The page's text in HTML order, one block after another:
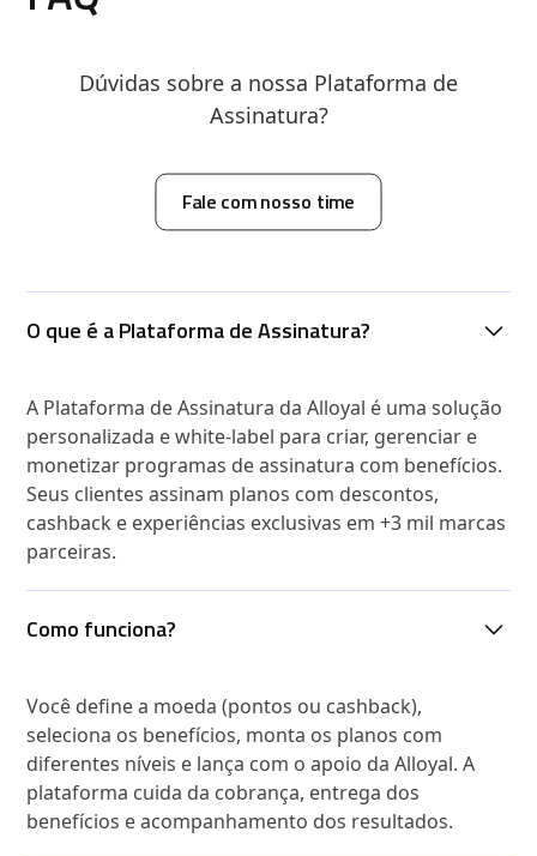
Dúvidas sobre a nossa Plataforma de
Assinatura?
Fale com nosso time
O que é a Plataforma de Assinatura?
A Plataforma de Assinatura da Alloyal é uma solução
personalizada e white-label para criar, gerenciar e
monetizar programas de assinatura com benefícios.
Seus clientes assinam planos com descontos,
cashback e experiências exclusivas em +3 mil marcas
parceiras.
Como funciona?
Você define a moeda (pontos ou cashback),
seleciona os benefícios, monta os planos com
diferentes níveis e lança com o apoio da Alloyal. A
plataforma cuida da cobrança, entrega dos
benefícios e acompanhamento dos resultados.